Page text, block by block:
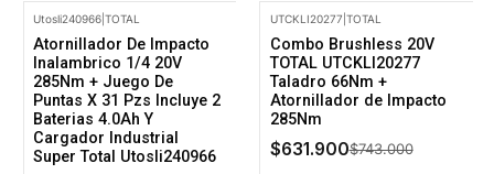
Utosli240966 |TOTAL
Atornillador De Impacto
Inalambrico 1/4 20V
285Nm + Juego De
Puntas X 31 Pzs Incluye 2
Baterias 4.0Ah Y
Cargador Industrial
Super Total Utosli240966
UTCKLI20277 TOTAL
Combo Brushless 20V
TOTAL UTCKLI20277
Taladro 66Nm +
Atornillador de Impacto
285Nm
$631.900$743.000